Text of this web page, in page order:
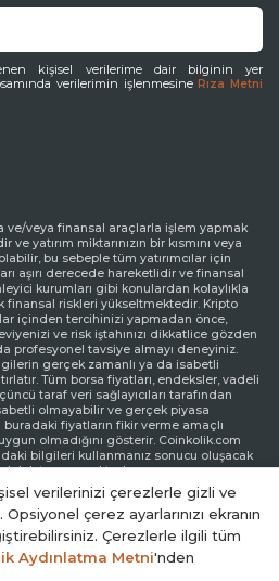
kişisel verilerime dair bilginin yer
Rıza Metni
bu sebeple tüm yatırımcılar için
aşırı derecede hareketlidir ve finansal
kurumları gibi konulardan kolaylıkla
finansal riskleri yükseltmektedir. Kripto
içinden tercihinizi yapmadan önce,
ve risk iştahınızı dikkatlice gözden
profesyonel tavsiye almayı deneyiniz.
gerçek zamanlı ya da isabetli
Tüm borsa fiyatları, endeksler, vadeli
taraf veri sağlayıcıları tarafından
olmayabilir ve gerçek piyasa
fiyatların fikir verme amaçlı
olmadığını gösterir. Coinkolik.com
bilgileri kullanmanız sonucu oluşacak
taşımamaktadır.
reklamlarla veya reklam verenlerle
yer alan reklamlar üçüncü parti reklam
Bu yüzden, Coinkolik.com’dan
onayından bağımsız olarak
yönlendirilen ziyaretler kullanıcı
verilerinizi çerezlerle gizli ve
çerez ayarlarınızı ekranın
Çerezlerle ilgili tüm
Aydınlatma Metni'nden